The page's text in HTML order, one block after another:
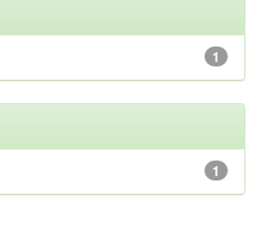
1
1